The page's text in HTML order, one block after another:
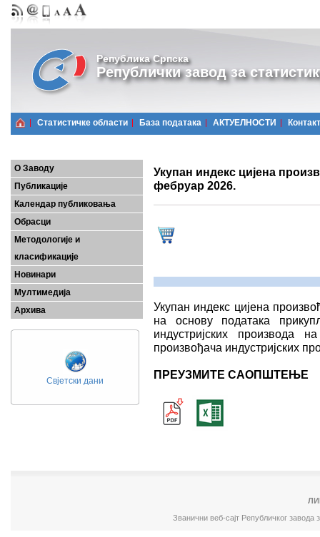
Република Српска
Републички завод за
Статистичке области Базa података АКТУЕЛНОСТИ Контакт
О Заводу
Публикације
Календар публиковања
Обрасци
Методологије и
класификације
Новинари
Мултимедија
Архива
Свјетски дани
Укупан индекс цијена
фебруар 2026.
Укупан индекс цијена
на основу података
индустријских производа
произвођача индустријских
ПРЕУЗМИТЕ САОПШТЕЊЕ
Званични веб-сајт Републичког